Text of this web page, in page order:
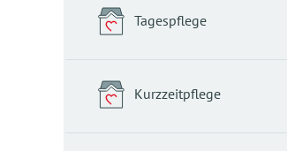
Tagespflege
Kurzzeitpflege